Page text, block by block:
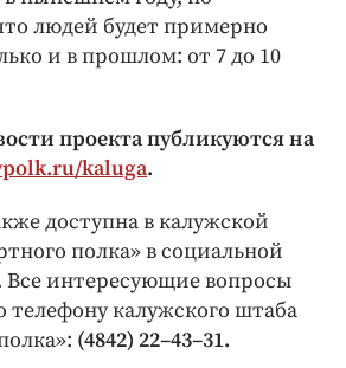
людей будет примерно
и в прошлом: от 7 до 10
проекта публикуются на
kaluga.
доступна в калужской
полка» в социальной
Все интересующие вопросы
телефону калужского штаба
(4842) 22–43–31.